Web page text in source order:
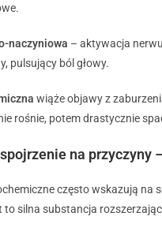
naczyniowa – aktywacja
pulsujący ból głowy.
wiąże objawy z
rośnie, potem drastycznie
na przyczyny
często wskazują na
to silna substancja